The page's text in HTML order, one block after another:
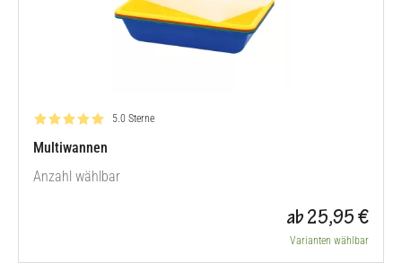
Bewertung: 5.0 von 5
5.0 Sterne
Multiwannen
Anzahl wählbar
ab 25,95 €
Varianten wählbar